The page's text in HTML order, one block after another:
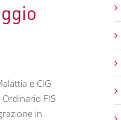
e CIG
Ordinario FIS
in